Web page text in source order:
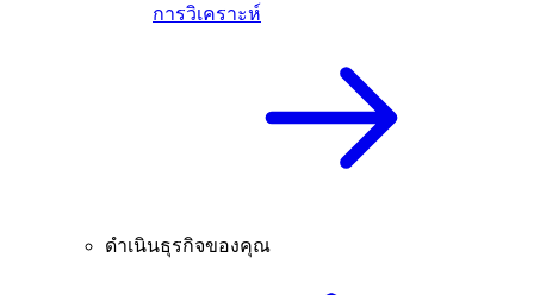
การวิเคราะห์
ดำเนินธุรกิจของคุณ